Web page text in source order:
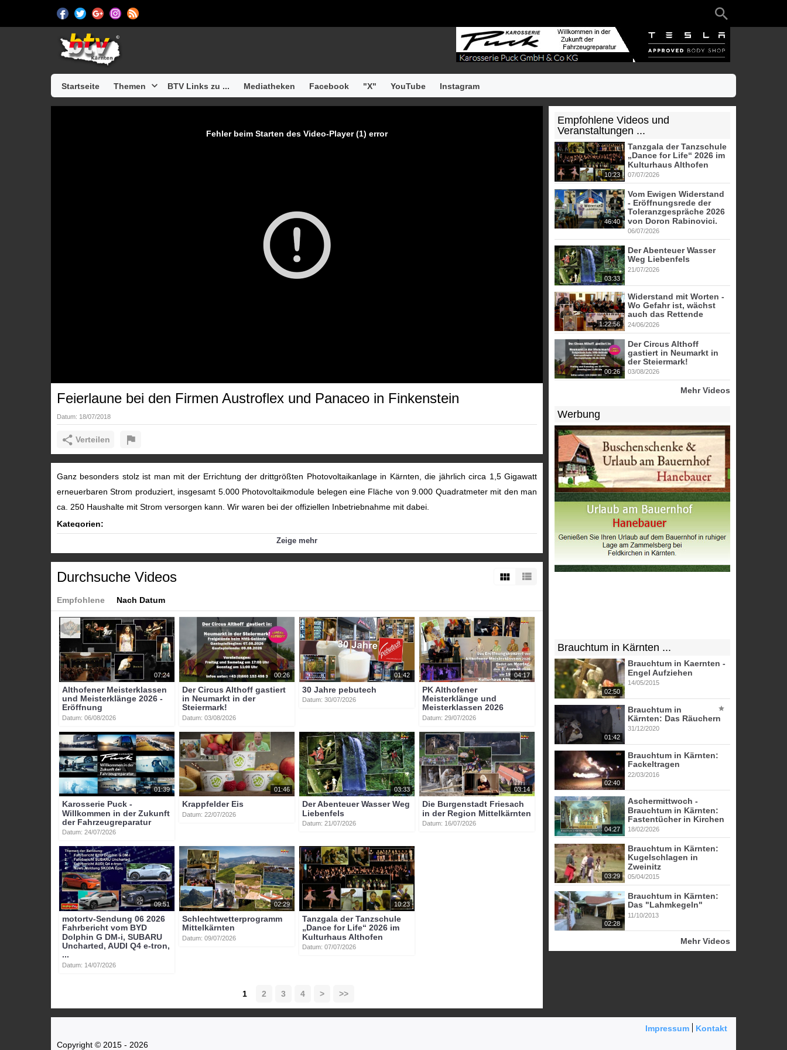
Startseite Themen BTV Links zu ... Mediatheken Facebook "X" YouTube Instagram
Fehler beim Starten des Video-Player (1) error
Feierlaune bei den Firmen Austroflex und Panaceo in Finkenstein
Datum: 18/07/2018
Verteilen
Ganz besonders stolz ist man mit der Errichtung der drittgrößten Photovoltaikanlage in Kärnten, die jährlich circa 1,5 Gigawatt
erneuerbaren Strom produziert, insgesamt 5.000 Photovoltaikmodule belegen eine Fläche von 9.000 Quadratmeter mit den man
ca. 250 Haushalte mit Strom versorgen kann. Wir waren bei der offiziellen Inbetriebnahme mit dabei.
Kategorien:
Themen » Energie & Umwelt
Themen » Wirtschaft
panaceo
austroflex gödersdorf
Zeige mehr
Durchsuche Videos
Empfohlene Nach Datum
07:24
Althofener Meisterklassen
und Meisterklänge 2026 -
Eröffnung
Datum: 06/08/2026
00:26
Der Circus Althoff gastiert
in Neumarkt in der
Steiermark!
Datum: 03/08/2026
01:42
30 Jahre pebutech
Datum: 30/07/2026
04:17
PK Althofener
Meisterklänge und
Meisterklassen 2026
Datum: 29/07/2026
01:39
Karosserie Puck -
Willkommen in der Zukunft
der Fahrzeugreparatur
Datum: 24/07/2026
01:46
Krappfelder Eis
Datum: 22/07/2026
03:33
Der Abenteuer Wasser Weg
Liebenfels
Datum: 21/07/2026
03:14
Die Burgenstadt Friesach
in der Region Mittelkärnten
Datum: 16/07/2026
09:51
motortv-Sendung 06 2026
Fahrbericht vom BYD
Dolphin G DM-i, SUBARU
Uncharted, AUDI Q4 e-tron,
...
Datum: 14/07/2026
02:29
Schlechtwetterprogramm
Mittelkärnten
Datum: 09/07/2026
10:23
Tanzgala der Tanzschule
„Dance for Life“ 2026 im
Kulturhaus Althofen
Datum: 07/07/2026
1 2 3 4 > >>
Empfohlene Videos und
Veranstaltungen ...
10:23
Tanzgala der Tanzschule
„Dance for Life“ 2026 im
Kulturhaus Althofen
07/07/2026
46:40
Vom Ewigen Widerstand
- Eröffnungsrede der
Toleranzgespräche 2026
von Doron Rabinovici.
06/07/2026
03:33
Der Abenteuer Wasser
Weg Liebenfels
21/07/2026
1:22:56
Widerstand mit Worten -
Wo Gefahr ist, wächst
auch das Rettende
24/06/2026
00:26
Der Circus Althoff
gastiert in Neumarkt in
der Steiermark!
03/08/2026
Mehr Videos
Werbung
Brauchtum in Kärnten ...
02:50
Brauchtum in Kaernten -
Engel Aufziehen
14/05/2015
01:42
Brauchtum in
Kärnten: Das Räuchern
31/12/2020
02:40
Brauchtum in Kärnten:
Fackeltragen
22/03/2016
04:27
Aschermittwoch -
Brauchtum in Kärnten:
Fastentücher in Kirchen
18/02/2026
03:29
Brauchtum in Kärnten:
Kugelschlagen in
Zweinitz
05/04/2015
02:28
Brauchtum in Kärnten:
Das "Lahmkegeln"
11/10/2013
Mehr Videos
Impressum
Kontakt
Copyright © 2015 - 2026